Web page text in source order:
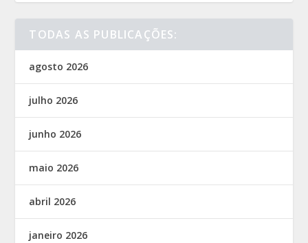
TODAS AS PUBLICAÇÕES:
agosto 2026
julho 2026
junho 2026
maio 2026
abril 2026
janeiro 2026